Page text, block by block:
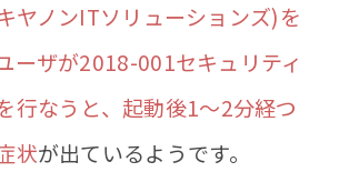
ヤノンITソリューションズ)を
ーザが2018-001セキュリティ
行なうと、起動後1〜2分経つ
状が出ているようです。